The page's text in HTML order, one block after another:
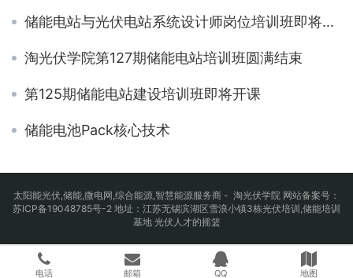
储能电站与光伏电站系统设计师岗位培训班即将在常州开课（6月6日）
淘光伏学院第127期储能电站培训班圆满结束
第125期储能电站建设培训班即将开课
储能电池Pack核心技术
太阳能光伏,储能,微电网,综合能源,智慧能源服务商 - 淘光伏学院 网站备案号：
苏ICP备19048785号-2 地址：江苏无锡滨湖区雪浪小镇3栋光伏培训,储能培训
基地 光伏人才的摇篮
电话 邮箱 QQ 地图